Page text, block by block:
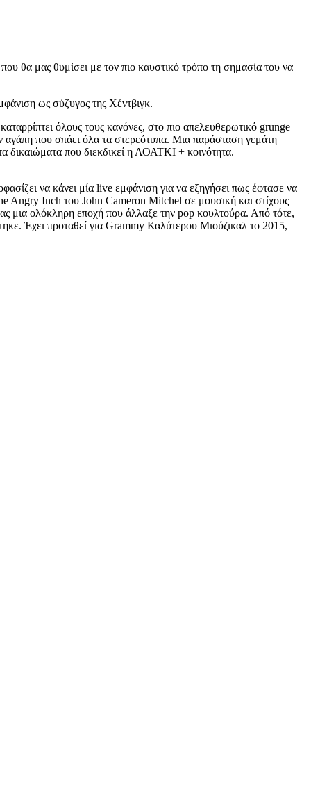
θα μας θυμίσει με τον πιο καυστικό τρόπο τη σημασία του να
ως σύζυγος της Χέντβιγκ.
όλους τους κανόνες, στο πιο απελευθερωτικό grunge
αγάπη που σπάει όλα τα στερεότυπα. Μια παράσταση γεμάτη
δικαιώματα που διεκδικεί η ΛΟΑΤΚΙ + κοινότητα.
να κάνει μία live εμφάνιση για να εξηγήσει πως έφτασε να
Angry Inch του John Cameron Mitchel σε μουσική και στίχους
μια ολόκληρη εποχή που άλλαξε την pop κουλτούρα. Από τότε,
Έχει προταθεί για Grammy Καλύτερου Μιούζικαλ το 2015,